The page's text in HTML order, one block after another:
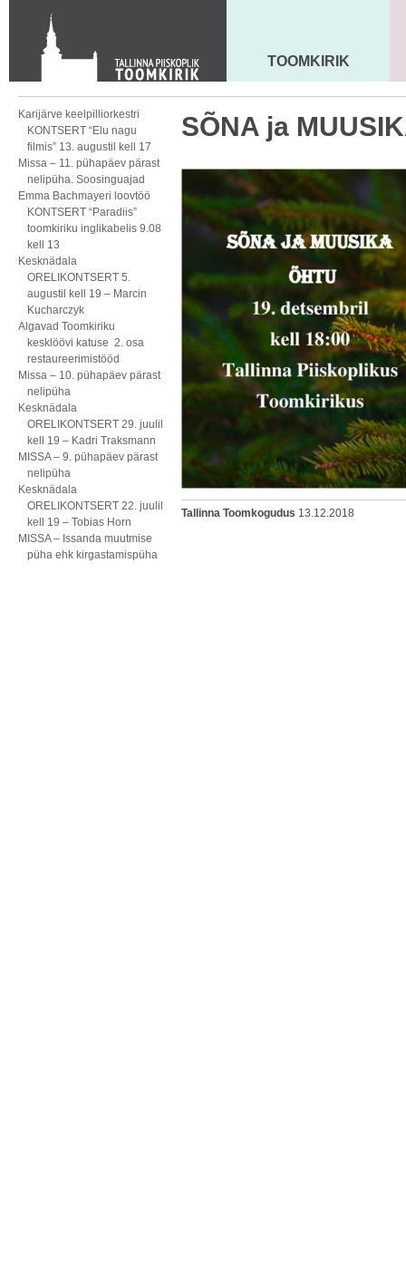
KONTAKT
Toom-Kooli 6, 10130 TALLINN
tallinna.toom@eelk.ee
MAARJA KIRIK
TOOMKIRIK
Karijärve keelpilliorkestri
KONTSERT “Elu nagu
filmis” 13. augustil kell 17
Missa – 11. pühapäev pärast
nelipüha. Soosinguajad
Emma Bachmayeri loovtöö
KONTSERT “Paradiis”
toomkiriku inglikabelis 9.08
kell 13
Kesknädala
ORELIKONTSERT 5.
augustil kell 19 – Marcin
Kucharczyk
Algavad Toomkiriku
kesklöövi katuse 2. osa
restaureerimistööd
Missa – 10. pühapäev pärast
nelipüha
Kesknädala
ORELIKONTSERT 29. juulil
kell 19 – Kadri Traksmann
MISSA – 9. pühapäev pärast
nelipüha
Kesknädala
ORELIKONTSERT 22. juulil
kell 19 – Tobias Horn
MISSA – Issanda muutmise
püha ehk kirgastamispüha
SÕNA ja
Tallinna Toomkogudus 13.12.2018